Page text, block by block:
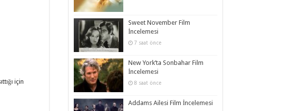
için
Sweet November Film
İncelemesi
7 saat önce
New York’ta Sonbahar Film
İncelemesi
8 saat önce
Addams Ailesi Film İncelemesi